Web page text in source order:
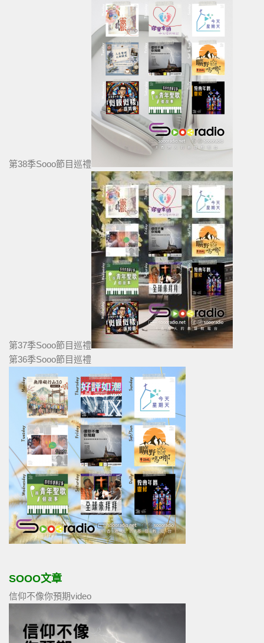
第38季Sooo節目巡禮
第37季Sooo節目巡禮
第36季Sooo節目巡禮
SOOO文章
信仰不像你預期video